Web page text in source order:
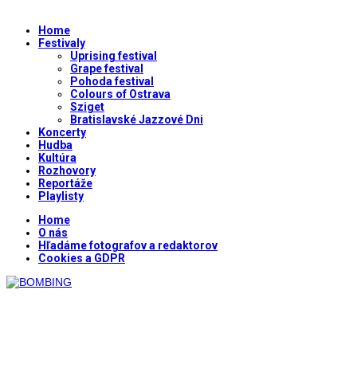
Home
Festivaly
Uprising festival
Grape festival
Pohoda festival
Colours of Ostrava
Sziget
Bratislavské Jazzové Dni
Koncerty
Hudba
Kultúra
Rozhovory
Reportáže
Playlisty
Home
O nás
Hľadáme fotografov a redaktorov
Cookies a GDPR